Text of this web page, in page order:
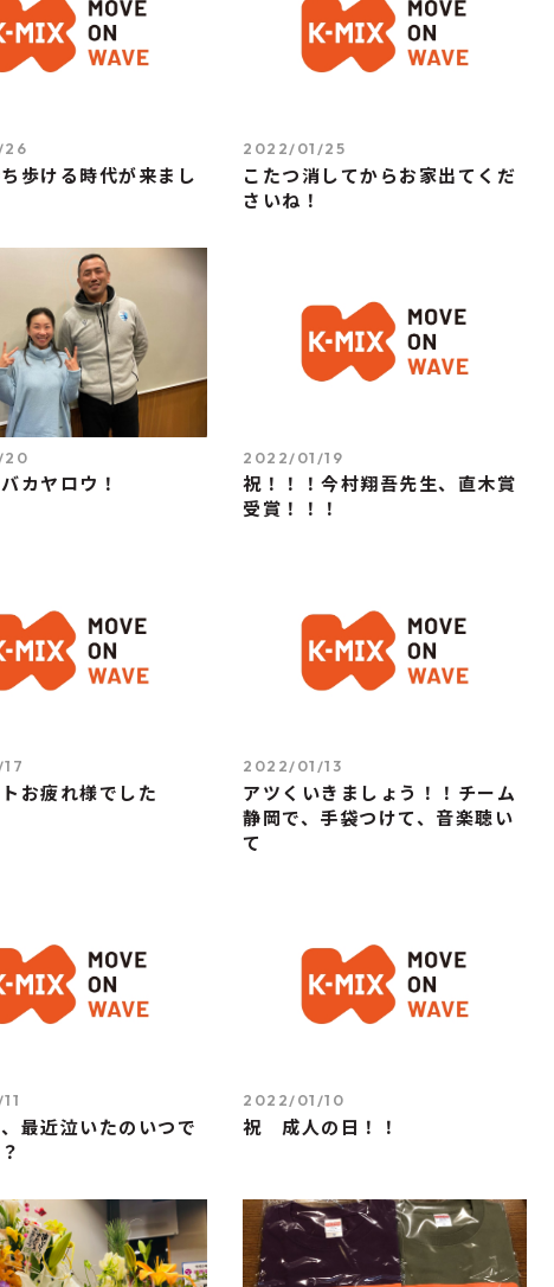
26
歩ける時代が来まし
2022/01/25
こたつ消してからお家出てくだ
さいね！
20
カヤロウ！
2022/01/19
祝！！！今村翔吾先生、直木賞
受賞！！！
お疲れ様でした
2022/01/13
アツくいきましょう！！チーム
静岡で、手袋つけて、音楽聴い
て
最近泣いたのいつで
2022/01/10
祝 成人の日！！